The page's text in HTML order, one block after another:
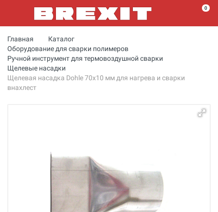
0
Главная
Каталог
Оборудование для сварки полимеров
Ручной инструмент для термовоздушной сварки
Щелевые насадки
Щелевая насадка Dohle 70х10 мм для нагрева и сварки
внахлест